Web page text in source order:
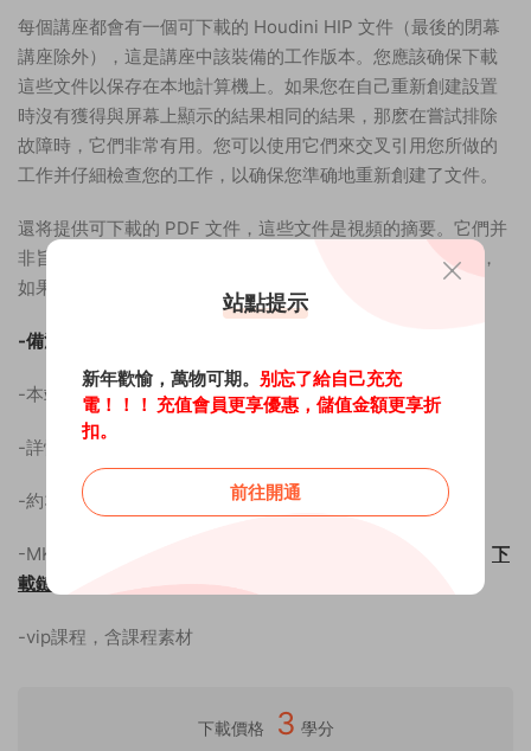
每個講座都會有一個可下載的 Houdini HIP 文件（最後的閉幕
講座除外），這是講座中該裝備的工作版本。您應該确保下載
這些文件以保存在本地計算機上。如果您在自己重新創建設置
時沒有獲得與屏幕上顯示的結果相同的結果，那麽在嘗試排除
故障時，它們非常有用。您可以使用它們來交叉引用您所做的
工作并仔細檢查您的工作，以确保您準确地重新創建了文件。
還将提供可下載的 PDF 文件，這些文件是視頻的摘要。它們并
非旨在替代觀看講座，但可以在您觀看講座後用作快速參考，
如果您需要複習，可以返回并查看講座中最重要的部分。
-備注：
-本站統一解壓密碼：cgue.cc
-詳情可訪問官網：
-約3小時時長，720P分辨率，中英雙語音，中英雙字幕
-MKV通用視頻格式，建議使用支持多音軌及字幕的播放器， 下
載鏈接
-vip課程，含課程素材
下載價格 3 學分
站點提示
新年歡愉，萬物可期。 别忘了給自己充充
電！！！ 充值會員更享優惠，儲值金額更享折
扣。
前往開通